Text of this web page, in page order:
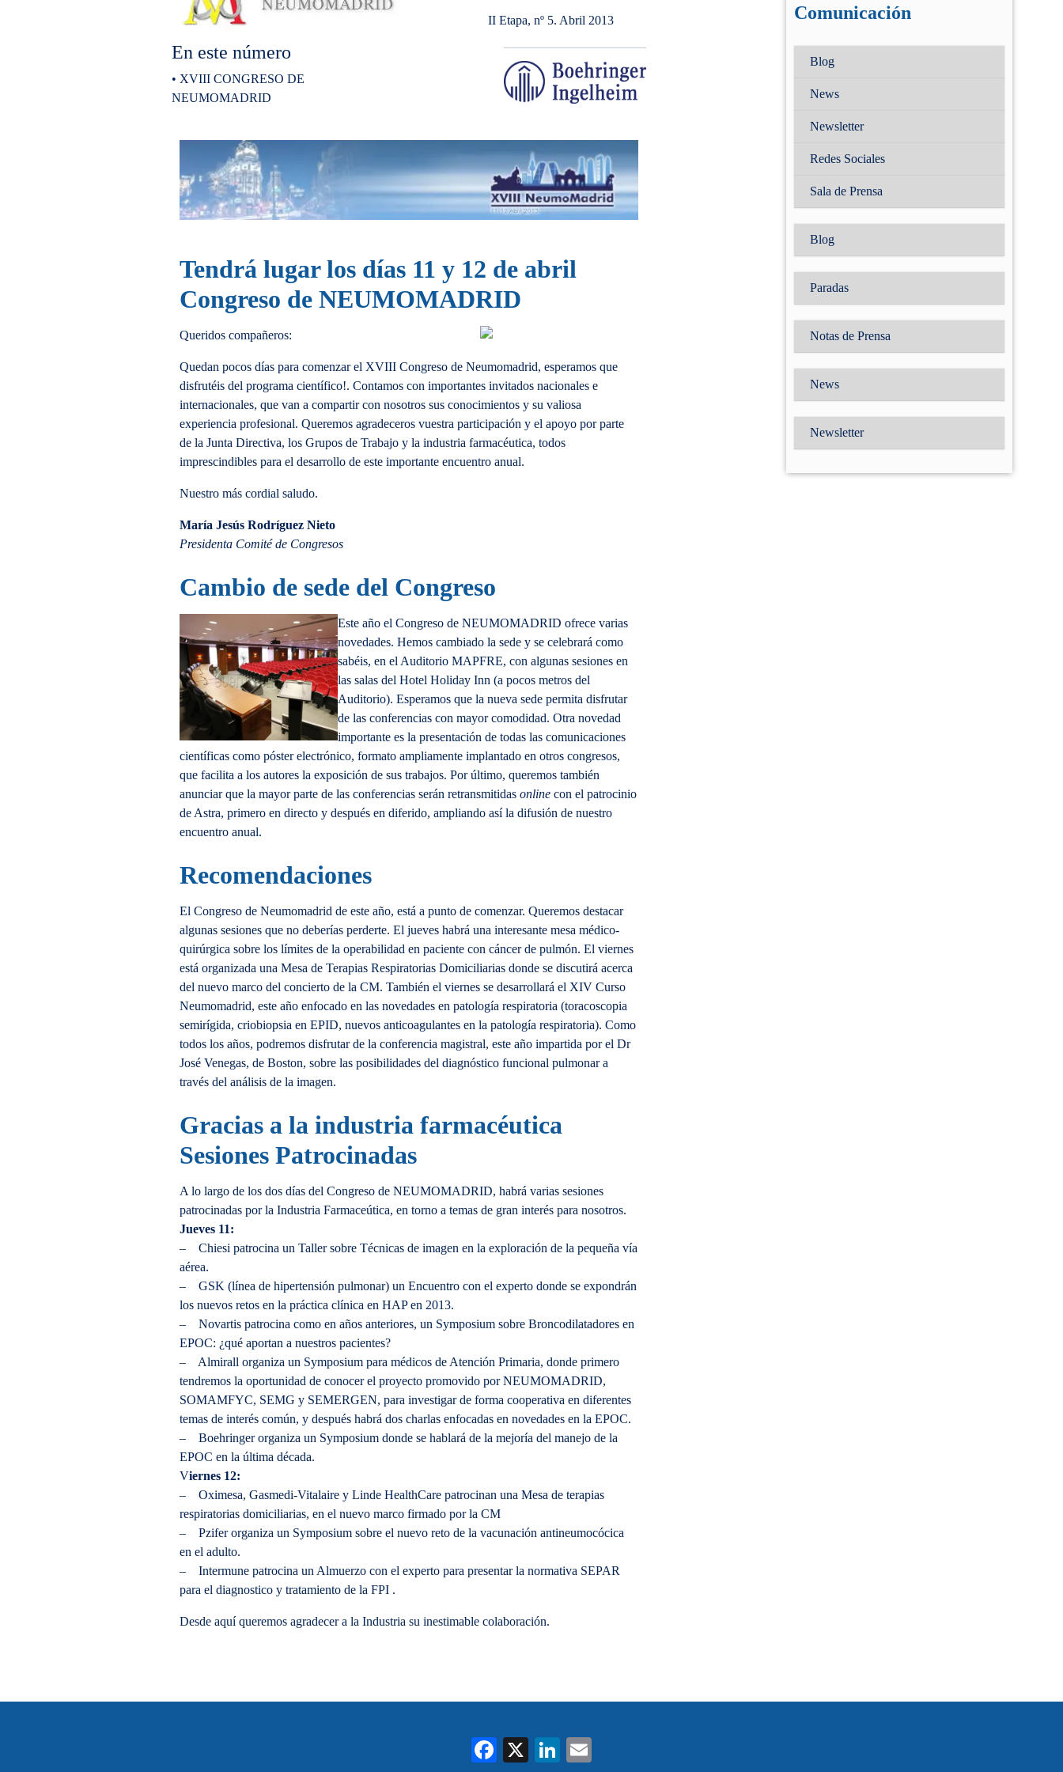
II Etapa, nº 5. Abril 2013
En este número
• XVIII CONGRESO DE
NEUMOMADRID
Tendrá lugar los días 11 y 12 de abril
Congreso de NEUMOMADRID
Queridos compañeros:
Quedan pocos días para comenzar el XVIII Congreso de Neumomadrid, esperamos que
disfrutéis del programa científico!. Contamos con importantes invitados nacionales e
internacionales, que van a compartir con nosotros sus conocimientos y su valiosa
experiencia profesional. Queremos agradeceros vuestra participación y el apoyo por parte
de la Junta Directiva, los Grupos de Trabajo y la industria farmacéutica, todos
imprescindibles para el desarrollo de este importante encuentro anual.
Nuestro más cordial saludo.
María Jesús Rodríguez Nieto
Presidenta Comité de Congresos
Cambio de sede del Congreso
Este año el Congreso de NEUMOMADRID ofrece varias
novedades. Hemos cambiado la sede y se celebrará como
sabéis, en el Auditorio MAPFRE, con algunas sesiones en
las salas del Hotel Holiday Inn (a pocos metros del
Auditorio). Esperamos que la nueva sede permita disfrutar
de las conferencias con mayor comodidad. Otra novedad
importante es la presentación de todas las comunicaciones
científicas como póster electrónico, formato ampliamente implantado en otros congresos,
que facilita a los autores la exposición de sus trabajos. Por último, queremos también
anunciar que la mayor parte de las conferencias serán retransmitidas onlinecon el patrocinio
de Astra, primero en directo y después en diferido, ampliando así la difusión de nuestro
encuentro anual.
Recomendaciones
El Congreso de Neumomadrid de este año, está a punto de comenzar. Queremos destacar
algunas sesiones que no deberías perderte. El jueves habrá una interesante mesa médico-
quirúrgica sobre los límites de la operabilidad en paciente con cáncer de pulmón. El viernes
está organizada una Mesa de Terapias Respiratorias Domiciliarias donde se discutirá acerca
del nuevo marco del concierto de la CM. También el viernes se desarrollará el XIV Curso
Neumomadrid, este año enfocado en las novedades en patología respiratoria (toracoscopia
semirígida, criobiopsia en EPID, nuevos anticoagulantes en la patología respiratoria). Como
todos los años, podremos disfrutar de la conferencia magistral, este año impartida por el Dr
José Venegas, de Boston, sobre las posibilidades del diagnóstico funcional pulmonar a
través del análisis de la imagen.
Gracias a la industria farmacéutica
Sesiones Patrocinadas
A lo largo de los dos días del Congreso de NEUMOMADRID, habrá varias sesiones
patrocinadas por la Industria Farmaceútica, en torno a temas de gran interés para nosotros.
Jueves 11:
– Chiesi patrocina un Taller sobre Técnicas de imagen en la exploración de la pequeña vía
aérea.
– GSK (línea de hipertensión pulmonar) un Encuentro con el experto donde se expondrán
los nuevos retos en la práctica clínica en HAP en 2013.
– Novartis patrocina como en años anteriores, un Symposium sobre Broncodilatadores en
EPOC: ¿qué aportan a nuestros pacientes?
– Almirall organiza un Symposium para médicos de Atención Primaria, donde primero
tendremos la oportunidad de conocer el proyecto promovido por NEUMOMADRID,
SOMAMFYC, SEMG y SEMERGEN, para investigar de forma cooperativa en diferentes
temas de interés común, y después habrá dos charlas enfocadas en novedades en la EPOC.
– Boehringer organiza un Symposium donde se hablará de la mejoría del manejo de la
EPOC en la última década.
Viernes 12:
– Oximesa, Gasmedi-Vitalaire y Linde HealthCare patrocinan una Mesa de terapias
respiratorias domiciliarias, en el nuevo marco firmado por la CM
– Pzifer organiza un Symposium sobre el nuevo reto de la vacunación antineumocócica
en el adulto.
– Intermune patrocina un Almuerzo con el experto para presentar la normativa SEPAR
para el diagnostico y tratamiento de la FPI .
Desde aquí queremos agradecer a la Industria su inestimable colaboración.
Correo electrónico
(Obligatorio)
Contraseña
Recuérdame
contraseña?
Comunicación
Blog
News
Newsletter
Redes Sociales
Sala de Prensa
Blog
Paradas
Notas de Prensa
News
Newsletter
Fa
X
Li